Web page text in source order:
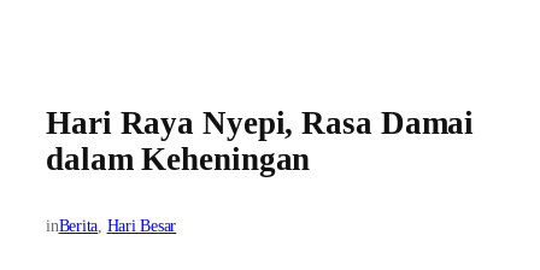
Hari Raya Nyepi, Rasa Damai
dalam Keheningan
inBerita, Hari Besar